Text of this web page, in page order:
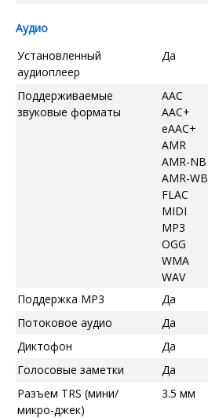
Аудио
Установленный
аудиоплеер
Да
Поддерживаемые
звуковые форматы
AAC
AAC+
eAAC+
AMR
AMR-NB
AMR-WB
FLAC
MIDI
MP3
OGG
WMA
WAV
Поддержка MP3 Да
Потоковое аудио
Да
Диктофон
Да
Голосовые заметки
Да
Разъем TRS (мини/
микро-джек)
3.5 мм